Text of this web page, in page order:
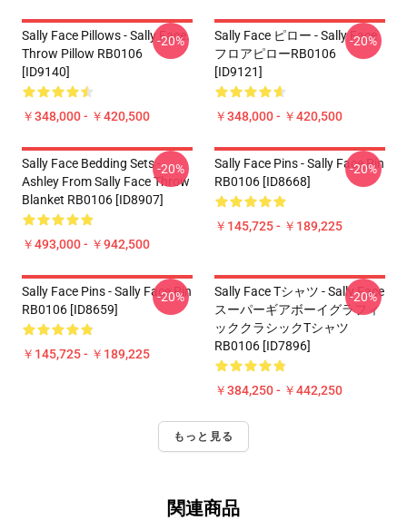
Sally Face Pillows - Sally Face.
Throw Pillow RB0106
[ID9140]
￥348,000 - ￥420,500
-20%
Sally Face ピロー - Sally Face
フロアピローRB0106
[ID9121]
￥348,000 - ￥420,500
-20%
Sally Face Bedding Sets -
Ashley From Sally Face Throw
Blanket RB0106 [ID8907]
￥493,000 - ￥942,500
-20%
Sally Face Pins - Sally Face Pin
RB0106 [ID8668]
￥145,725 - ￥189,225
-20%
Sally Face Pins - Sally Face Pin
RB0106 [ID8659]
￥145,725 - ￥189,225
-20%
Sally Face Tシャツ - Sally Face
スーパーギアボーイグラフィ
ッククラシックTシャツ
RB0106 [ID7896]
￥384,250 - ￥442,250
-20%
もっと見る
関連商品